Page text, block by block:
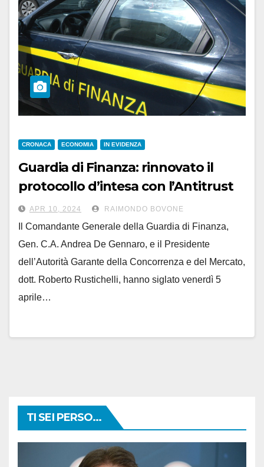
CRONACA ECONOMIA IN EVIDENZA
Guardia di Finanza: rinnovato il
protocollo d’intesa con l’Antitrust
APR 10, 2024 RAIMONDO BOVONE
Il Comandante Generale della Guardia di Finanza,
Gen. C.A. Andrea De Gennaro, e il Presidente
dell’Autorità Garante della Concorrenza e del Mercato,
dott. Roberto Rustichelli, hanno siglato venerdì 5
aprile…
TI SEI PERSO...